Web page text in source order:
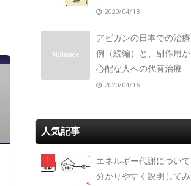
2020/04/18
No Image
アビガンの日本での治療
例（続編）と、副作用が
心配な人への代替治療
2020/04/16
人気記事
エネルギー代謝について
分かりやすく説明してみ